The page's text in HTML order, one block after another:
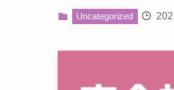
Uncategorized